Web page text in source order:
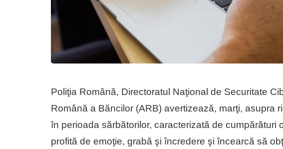
Poliţia Română, Directoratul Naţional de Securitate
Română a Băncilor (ARB) avertizează, marţi, asupra
în perioada sărbătorilor, caracterizată de cumpărături
profită de emoţie, grabă şi încredere şi încearcă să